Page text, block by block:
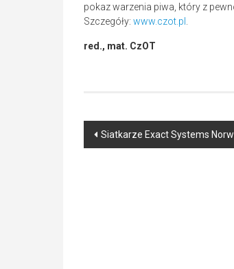
pokaz warzenia piwa, który z
Szczegóły: www.czot.pl
red., mat. CzOT
Post
Siatkarze Exact Systems